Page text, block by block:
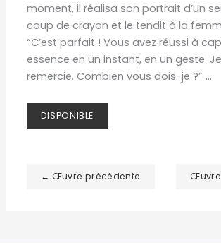
moment, il réalisa son portrait d’un
coup de crayon et le tendit à la
“C’est parfait ! Vous avez réussi à
essence en un instant, en un geste.
remercie. Combien vous dois-je ?” …
DISPONIBLE
← Œuvre précédente Œuvre